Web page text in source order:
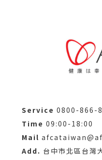
Service 0800-866-
Time 09:00-18:00
Mail
Add. 台中市北區台灣